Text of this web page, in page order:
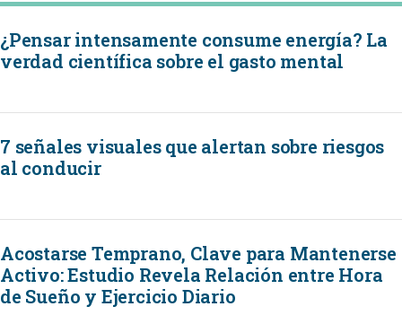
¿Pensar intensamente consume energía? La
verdad científica sobre el gasto mental
7 señales visuales que alertan sobre riesgos
al conducir
Acostarse Temprano, Clave para Mantenerse
Activo: Estudio Revela Relación entre Hora
de Sueño y Ejercicio Diario